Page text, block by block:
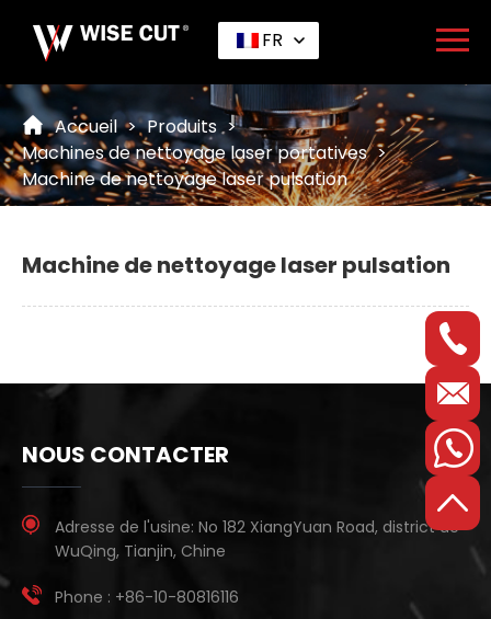
FR
Accueil > Produits >
Machines de nettoyage laser portatives >
Machine de nettoyage laser pulsation
Machine de nettoyage laser pulsation
NOUS CONTACTER
Adresse de l'usine: No 182 XiangYuan Road, district de
WuQing, Tianjin, Chine
Phone : +86-10-80816116